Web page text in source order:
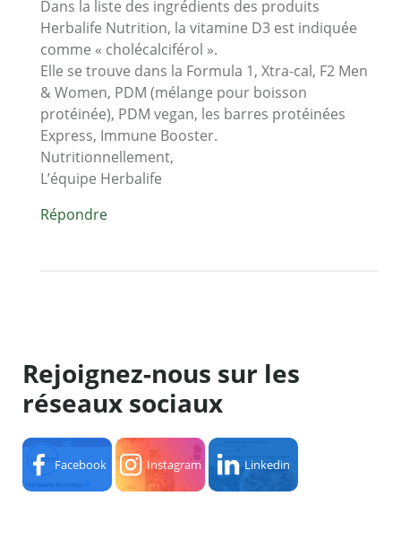
Dans la liste des ingrédients des produits
Herbalife Nutrition, la vitamine D3 est indiquée
comme « cholécalciférol ».
Elle se trouve dans la Formula 1, Xtra-cal, F2 Men
& Women, PDM (mélange pour boisson
protéinée), PDM vegan, les barres protéinées
Express, Immune Booster.
Nutritionnellement,
L’équipe Herbalife
Répondre
Rejoignez-nous sur les
réseaux sociaux
Facebook Instagram Linkedin